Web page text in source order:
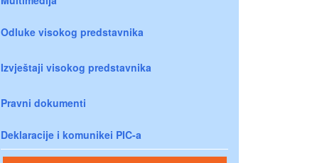
Odluke visokog predstavnika
Izvještaji visokog predstavnika
Pravni dokumenti
Deklaracije i komunikei PIC-a